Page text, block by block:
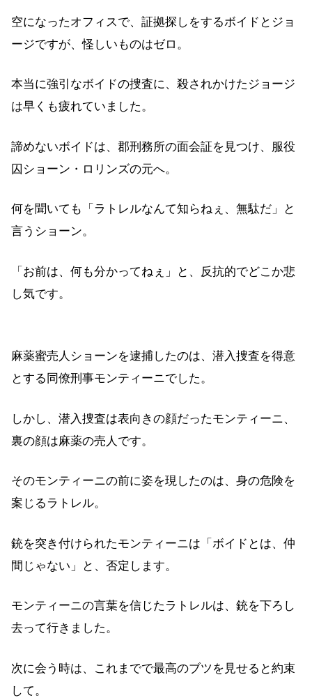
空になったオフィスで、証拠探しをするボイドとジョ
ージですが、怪しいものはゼロ。
本当に強引なボイドの捜査に、殺されかけたジョージ
は早くも疲れていました。
諦めないボイドは、郡刑務所の面会証を見つけ、服役
囚ショーン・ロリンズの元へ。
何を聞いても「ラトレルなんて知らねぇ、無駄だ」と
言うショーン。
「お前は、何も分かってねぇ」と、反抗的でどこか悲
し気です。
麻薬蜜売人ショーンを逮捕したのは、潜入捜査を得意
とする同僚刑事モンティーニでした。
しかし、潜入捜査は表向きの顔だったモンティーニ、
裏の顔は麻薬の売人です。
そのモンティーニの前に姿を現したのは、身の危険を
案じるラトレル。
銃を突き付けられたモンティーニは「ボイドとは、仲
間じゃない」と、否定します。
モンティーニの言葉を信じたラトレルは、銃を下ろし
去って行きました。
次に会う時は、これまでで最高のブツを見せると約束
して。